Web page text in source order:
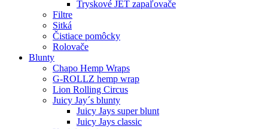
Tryskové JET zapaľovače
Filtre
Sitká
Čistiace pomôcky
Rolovače
Blunty
Chapo Hemp Wraps
G-ROLLZ hemp wrap
Lion Rolling Circus
Juicy Jay´s blunty
Juicy Jays super blunt
Juicy Jays classic